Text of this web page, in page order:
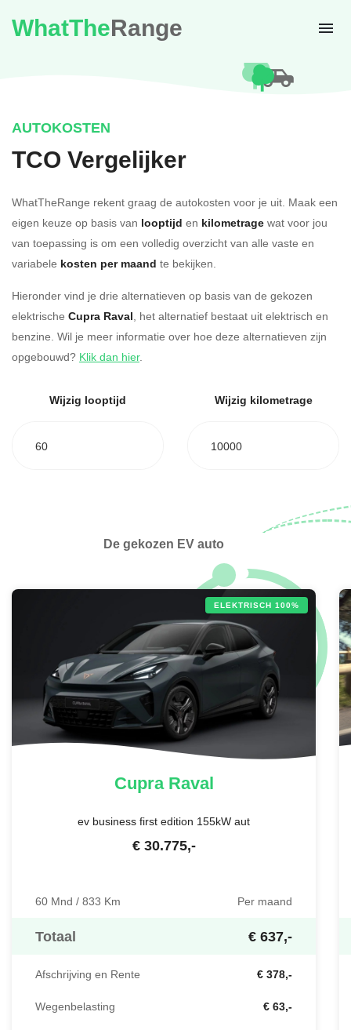
WhatTheRange
AUTOKOSTEN
TCO Vergelijker
WhatTheRange rekent graag de autokosten voor je uit. Maak een
eigen keuze op basis van looptijd en kilometrage wat voor jou
van toepassing is om een volledig overzicht van alle vaste en
variabele kosten per maand te bekijken.
Hieronder vind je drie alternatieven op basis van de gekozen
elektrische Cupra Raval, het alternatief bestaat uit elektrisch en
benzine. Wil je meer informatie over hoe deze alternatieven zijn
opgebouwd? Klik dan hier.
Wijzig looptijd
60
Wijzig kilometrage
10000
De gekozen EV auto
ELEKTRISCH 100%
CupraRaval
ev business first edition 155kW aut
€ 30.775,-
60 Mnd / 833 Km Per maand
Totaal € 637,-
Afschrijving en Rente € 378,-
Wegenbelasting € 63,-